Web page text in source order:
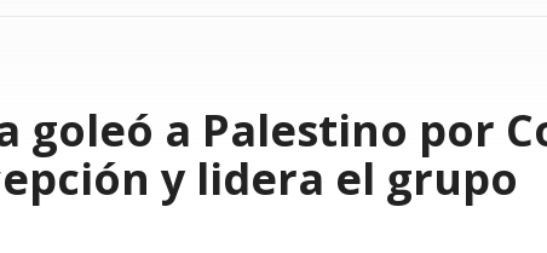
goleó a Palestino por
y lidera el grupo